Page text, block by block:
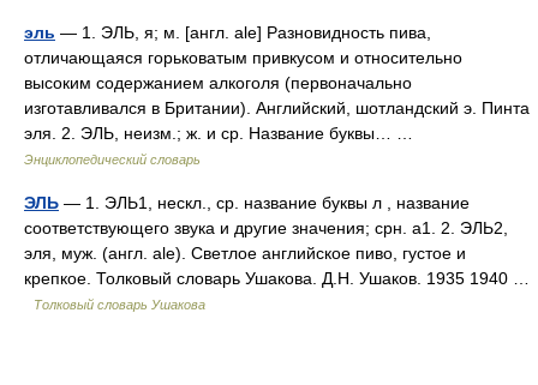
эль — 1. ЭЛЬ, я; м. [англ. ale] Разновидность пива,
отличающаяся горьковатым привкусом и относительно
высоким содержанием алкоголя (первоначально
изготавливался в Британии). Английский, шотландский э. Пинта
эля. 2. ЭЛЬ, неизм.; ж. и ср. Название буквы… …
Энциклопедический словарь
ЭЛЬ — 1. ЭЛЬ1, нескл., ср. название буквы л , название
соответствующего звука и другие значения; срн. а1. 2. ЭЛЬ2,
эля, муж. (англ. ale). Светлое английское пиво, густое и
крепкое. Толковый словарь Ушакова. Д.Н. Ушаков. 1935 1940 …
Толковый словарь Ушакова